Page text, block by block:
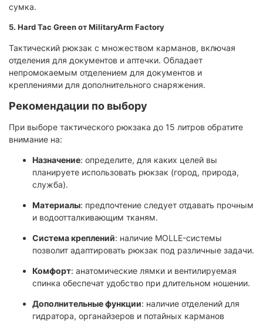
сумка.
5. Hard Tac Green от MilitaryArm Factory
Тактический рюкзак с множеством карманов, включая
отделения для документов и аптечки. Обладает
непромокаемым отделением для документов и
креплениями для дополнительного снаряжения.
Рекомендации по выбору
При выборе тактического рюкзака до 15 литров обратите
внимание на:
Назначение: определите, для каких целей вы
планируете использовать рюкзак (город, природа,
служба).
Материалы: предпочтение следует отдавать прочным
и водоотталкивающим тканям.
Система креплений: наличие MOLLE-системы
позволит адаптировать рюкзак под различные задачи.
Комфорт: анатомические лямки и вентилируемая
спинка обеспечат удобство при длительном ношении.
Дополнительные функции: наличие отделений для
гидратора, органайзеров и потайных карманов